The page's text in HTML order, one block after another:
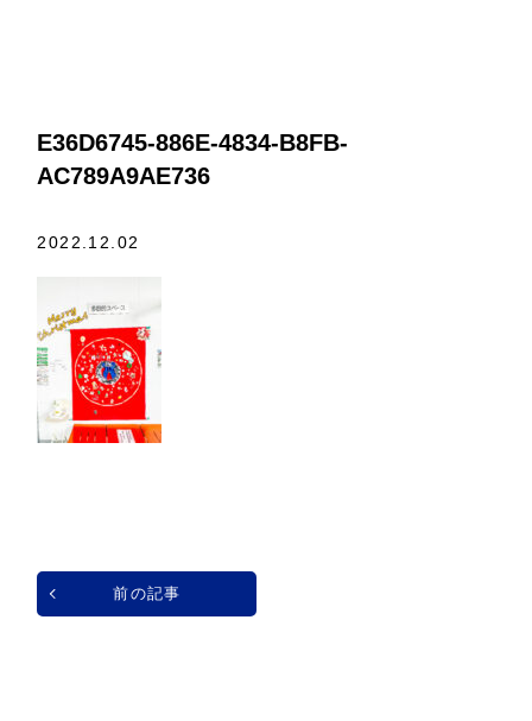
E36D6745-886E-4834-B8FB-
AC789A9AE736
2022.12.02
前の記事